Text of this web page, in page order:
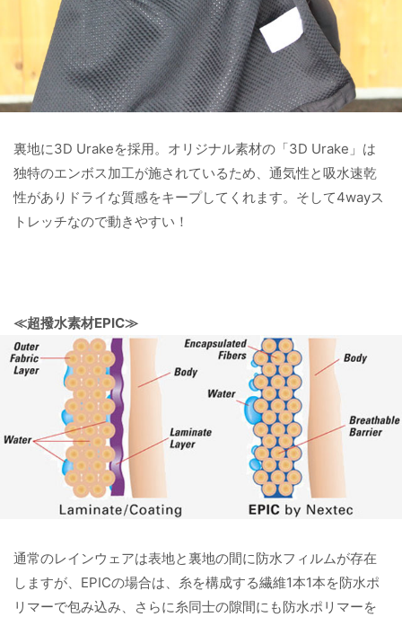
裏地に3D Urakeを採用。オリジナル素材の「3D Urake」は
独特のエンボス加工が施されているため、通気性と吸水速乾
性がありドライな質感をキープしてくれます。そして4wayス
トレッチなので動きやすい！
≪超撥水素材EPIC≫
通常のレインウェアは表地と裏地の間に防水フィルムが存在
しますが、EPICの場合は、糸を構成する繊維1本1本を防水ポ
リマーで包み込み、さらに糸同士の隙間にも防水ポリマーを